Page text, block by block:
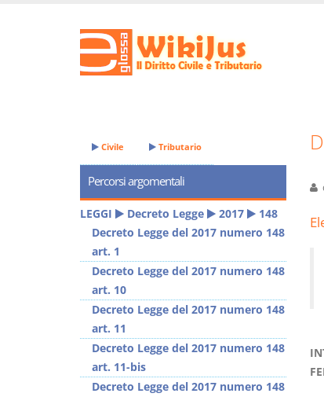
Civile Tributario
Percorsi argomentali
LEGGI Decreto Legge 2017
148
Decreto Legge del 2017 numero 148
art. 1
Decreto Legge del 2017 numero 148
art. 10
Decreto Legge del 2017 numero 148
art. 11
Decreto Legge del 2017 numero 148
art. 11-bis
Decreto Legge del 2017 numero 148